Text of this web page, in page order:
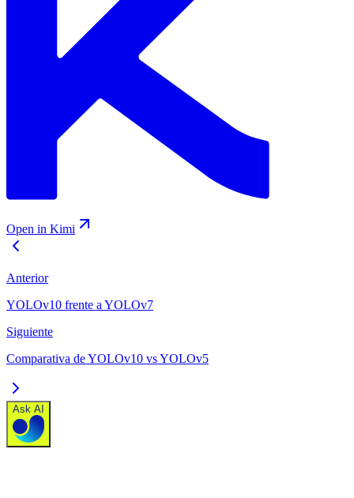
Open in Kimi
Anterior
YOLOv10 frente a YOLOv7
Siguiente
Comparativa de YOLOv10 vs YOLOv5
Ask AI